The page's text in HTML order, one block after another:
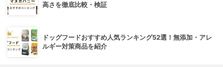
高さを徹底比較・検証
ドッグフードおすすめ人気ランキング52選！無添加・アレ
ルギー対策商品を紹介